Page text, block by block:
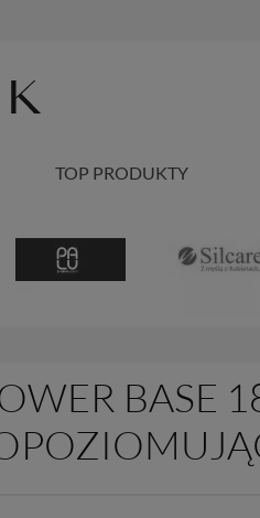
TOP PRODUKTY
BASE